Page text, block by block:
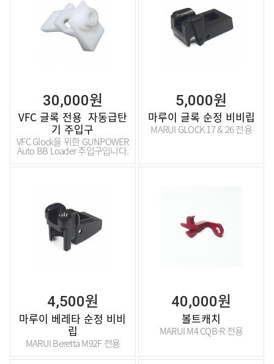
30,000원
VFC 글록 전용 자동급탄
기 주입구
VFC Glock을 위한 GUNPOWER
Auto BB Loader 주입구입니다.
5,000원
마루이 글록 순정 비비립
MARUI GLOCK 17 & 26 전용
4,500원
마루이 베레타 순정 비비
립
MARUI Beretta M92F 전용
40,000원
볼트캐치
MARUI M4 CQB-R 전용